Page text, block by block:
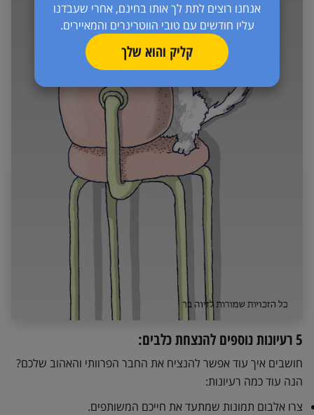
אנחנו רוצים לתת לך אותו בחינם, אחרי שעבדנו
עליו חודשים עם טובי הווטרינרים והמאיירים.
קליק והוא שלך
5 רעיונות נוספים להנצחת כלבים:
חושבים איך עוד אפשר להנציח את החבר הפרוותי והאהוב שלכם?
הנה עוד כמה רעיונות:
צרו אלבום תמונות שמתעד את חייכם המשותפים.